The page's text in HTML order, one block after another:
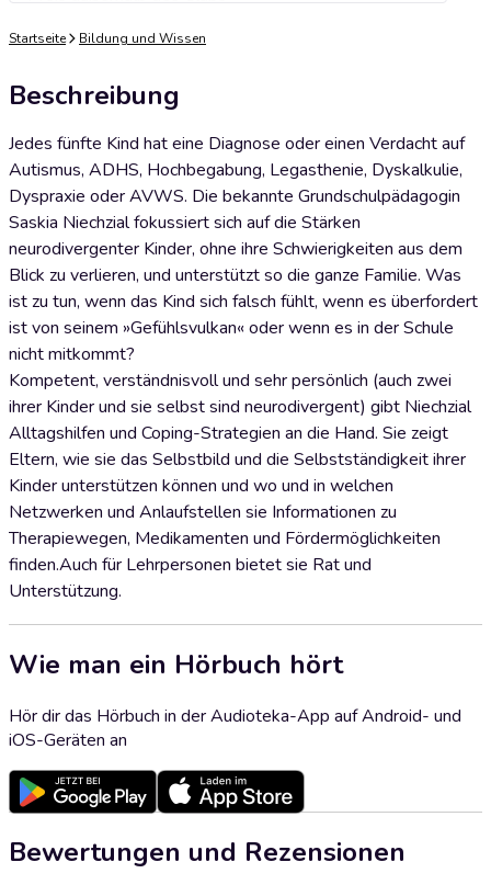
Startseite Bildung und Wissen
Beschreibung
Jedes fünfte Kind hat eine Diagnose oder einen Verdacht auf
Autismus, ADHS, Hochbegabung, Legasthenie, Dyskalkulie,
Dyspraxie oder AVWS. Die bekannte Grundschulpädagogin
Saskia Niechzial fokussiert sich auf die Stärken
neurodivergenter Kinder, ohne ihre Schwierigkeiten aus dem
Blick zu verlieren, und unterstützt so die ganze Familie. Was
ist zu tun, wenn das Kind sich falsch fühlt, wenn es überfordert
ist von seinem »Gefühlsvulkan« oder wenn es in der Schule
nicht mitkommt?
Kompetent, verständnisvoll und sehr persönlich (auch zwei
ihrer Kinder und sie selbst sind neurodivergent) gibt Niechzial
Alltagshilfen und Coping-Strategien an die Hand. Sie zeigt
Eltern, wie sie das Selbstbild und die Selbstständigkeit ihrer
Kinder unterstützen können und wo und in welchen
Netzwerken und Anlaufstellen sie Informationen zu
Therapiewegen, Medikamenten und Fördermöglichkeiten
finden.Auch für Lehrpersonen bietet sie Rat und
Unterstützung.
Wie man ein Hörbuch hört
Hör dir das Hörbuch in der Audioteka-App auf Android- und
iOS-Geräten an
Bewertungen und Rezensionen